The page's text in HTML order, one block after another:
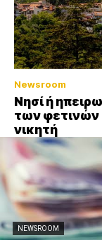
Newsroom
Νησί ή
των φετινών
νικητή
NEWSROOM